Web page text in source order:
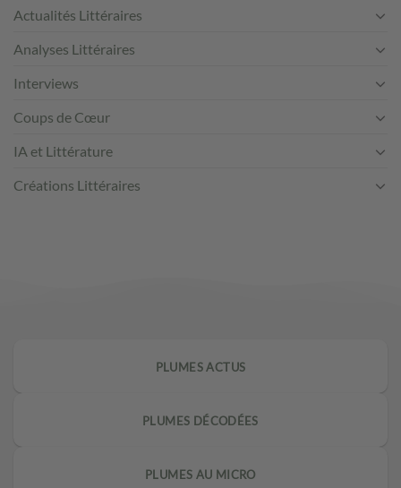
Actualités Littéraires
Analyses Littéraires
Interviews
Coups de Cœur
IA et Littérature
Créations Littéraires
PLUMES ACTUS
PLUMES DÉCODÉES
PLUMES AU MICRO